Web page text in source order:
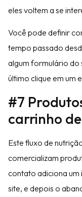
eles voltem a se
Você pode definir
tempo passado
algum formulário do
último clique em um
#7
carrinho
Este fluxo de
comercializam
contato adiciona um
site, e depois o